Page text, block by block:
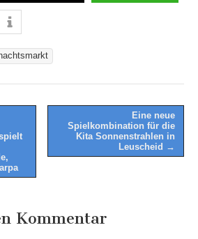
Eine neue
Spielkombination für die
Kita Sonnenstrahlen in
Leuscheid →
Kommentar